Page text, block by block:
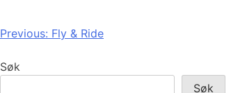
Innleggsnavigasjon
Previous: Fly & Ride
Søk
Søk